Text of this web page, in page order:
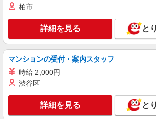
株式会社トラストグロース 新宿本社 第1営業部
住宅型有料老人ホームでの
時給：2200円 【月給】 2,200円×8時間×22日
=387,200円
東京都江東区
キープ
派遣社員
株式会社トラストグロース 新宿本社 第1営業部
柏市
詳細を見る と
マンションの受付・案内スタッフ
時給 2,000円
渋谷区
詳細を見る と